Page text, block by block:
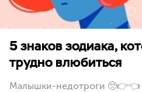
5 знаков зодиака,
трудно влюбиться
Малышки-недотроги 🥺👉👈